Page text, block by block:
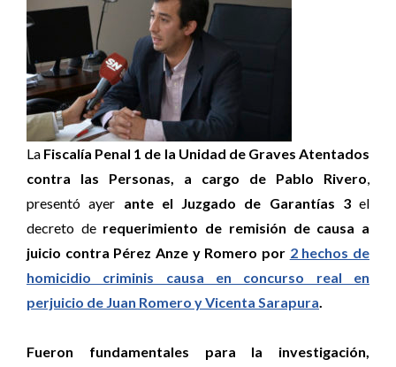
La Fiscalía Penal 1 de la Unidad de Graves Atentados
contra las Personas, a cargo de Pablo Rivero,
presentó ayer ante el Juzgado de Garantías 3el
decreto de requerimiento de remisión de causa a
juicio contra Pérez Anze y Romero por 2 hechos de
homicidio criminis causa en concurso real en
perjuicio de Juan Romero y Vicenta Sarapura.
Fueron fundamentales para la investigación,